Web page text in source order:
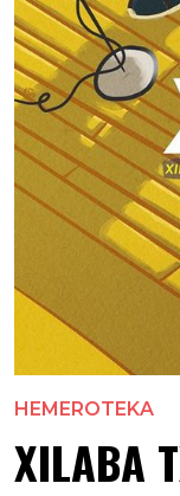
HEMEROTEKA
XILABA